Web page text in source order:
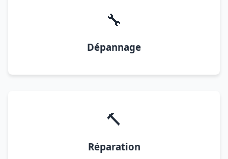
🔧
Dépannage
🔨
Réparation